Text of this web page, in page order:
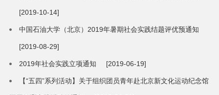
[2019-10-14]
中国石油大学（北京）2019年暑期社会实践结题评优预通知
[2019-08-29]
2019年社会实践立项通知 [2019-06-19]
【“五四”系列活动】关于组织团员青年赴北京新文化运动纪念馆